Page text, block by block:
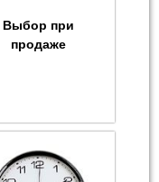
Выбор при
продаже